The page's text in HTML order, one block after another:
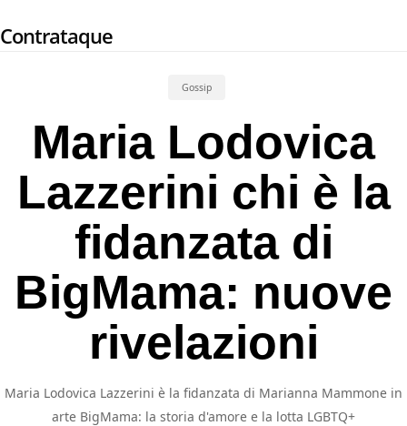
to
Contrataque
Gossip
Maria Lodovica
Lazzerini chi è la
fidanzata di
BigMama: nuove
rivelazioni
Maria Lodovica Lazzerini è la fidanzata di Marianna Mammone in
arte BigMama: la storia d'amore e la lotta LGBTQ+